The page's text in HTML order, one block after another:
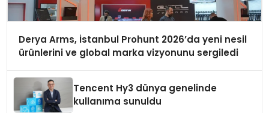
Derya Arms, İstanbul Prohunt 2026’da yeni nesil
ürünlerini ve global marka vizyonunu sergiledi
Tencent Hy3 dünya genelinde
kullanıma sunuldu